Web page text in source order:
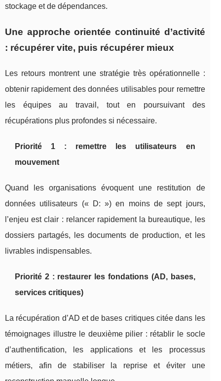
stockage et de dépendances.
Une approche orientée continuité d’activité
: récupérer vite, puis récupérer mieux
Les retours montrent une stratégie très opérationnelle :
obtenir rapidement des données utilisables pour remettre
les équipes au travail, tout en poursuivant des
récupérations plus profondes si nécessaire.
Priorité 1 : remettre les utilisateurs en
mouvement
Quand les organisations évoquent une restitution de
données utilisateurs (« D: ») en moins de sept jours,
l’enjeu est clair : relancer rapidement la bureautique, les
dossiers partagés, les documents de production, et les
livrables indispensables.
Priorité 2 : restaurer les fondations (AD, bases,
services critiques)
La récupération d’AD et de bases critiques citée dans les
témoignages illustre le deuxième pilier : rétablir le socle
d’authentification, les applications et les processus
métiers, afin de stabiliser la reprise et éviter une